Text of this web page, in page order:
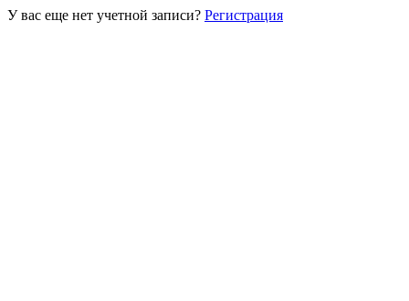
У вас еще нет учетной записи? Регистрация